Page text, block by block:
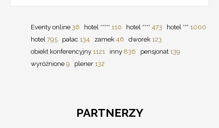
Eventy online 36 hotel ***** 110 hotel **** 473 hotel *** 1000
hotel 795 pałac 134 zamek 46 dworek 123
obiekt konferencyjny 1121 inny 836 pensjonat 139
wyróżnione 9 plener 132
PARTNERZY